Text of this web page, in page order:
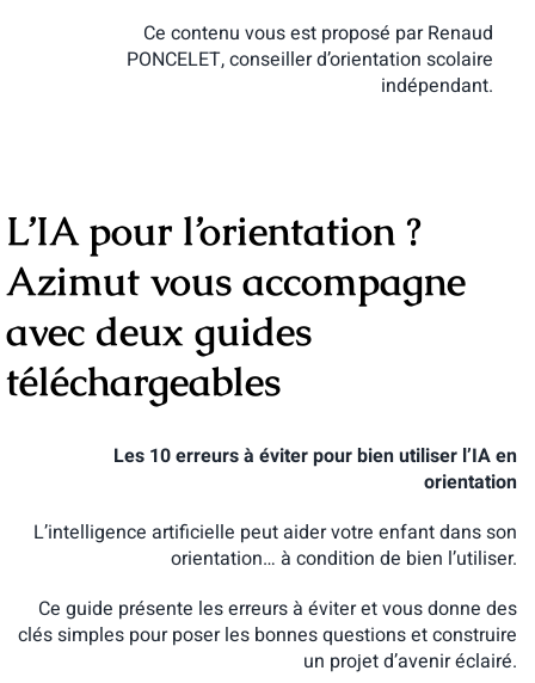
Ce contenu vous est proposé par Renaud
PONCELET,conseiller d’orientation scolaire
indépendant.
L’IA pour l’orientation ?
Azimut vous accompagne
avec deux guides
téléchargeables
Les 10 erreurs à éviter pour bien utiliser l’IA en
orientation
L’intelligence artificielle peut aider votre enfant dans son
orientation… à condition de bien l’utiliser.
Ce guide présente les erreurs à éviter et vous donne des
clés simples pour poser les bonnes questions et construire
un projet d’avenir éclairé.